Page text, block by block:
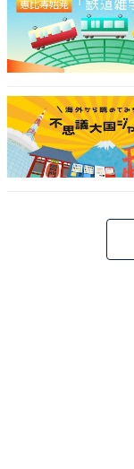
■材料（1人分）
・チキンラーメ
・ゆで卵：半分
・長ネギ：5cm程
・お湯（分量外